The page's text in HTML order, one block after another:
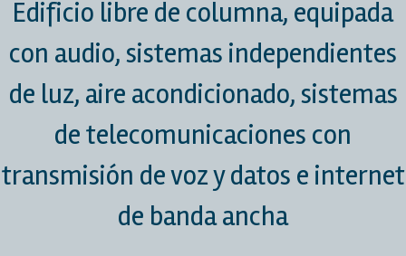
Edificio libre de columna, equipada
con audio, sistemas independientes
de luz, aire acondicionado, sistemas
de telecomunicaciones con
transmisión de voz y datos e internet
de banda ancha